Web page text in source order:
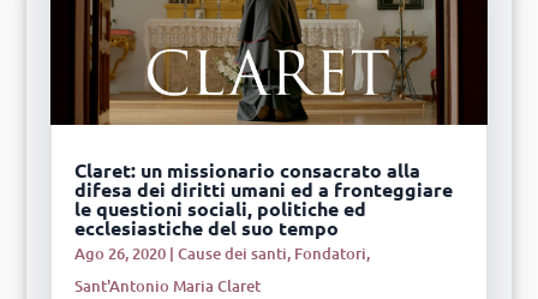
Claret: un missionario consacrato alla
difesa dei diritti umani ed a fronteggiare
le questioni sociali, politiche ed
ecclesiastiche del suo tempo
Ago 26, 2020| Cause dei santi, Fondatori,
Sant'Antonio Maria Claret